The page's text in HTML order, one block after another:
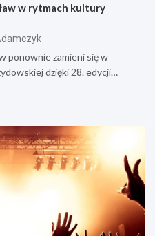
w rytmach kultury
ponownie zamieni się w
dzięki 28. edycji…